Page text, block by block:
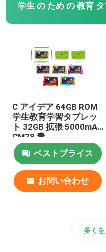
学生 の ため の 教育 タ
C アイデア 64GB ROM
学生教育学習タブレッ
ト 32GB 拡張 5000mAh
CM78 青
ベストプライス
お問い合わせ
多く